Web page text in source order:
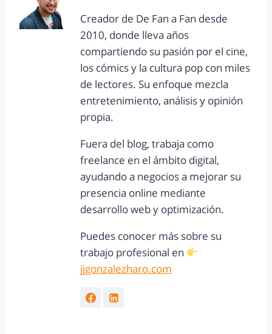
Creador de De Fan a Fan desde
2010, donde lleva años
compartiendo su pasión por el cine,
los cómics y la cultura pop con miles
de lectores. Su enfoque mezcla
entretenimiento, análisis y opinión
propia.
Fuera del blog, trabaja como
freelance en el ámbito digital,
ayudando a negocios a mejorar su
presencia online mediante
desarrollo web y optimización.
Puedes conocer más sobre su
trabajo profesional en
jjgonzalezharo.com